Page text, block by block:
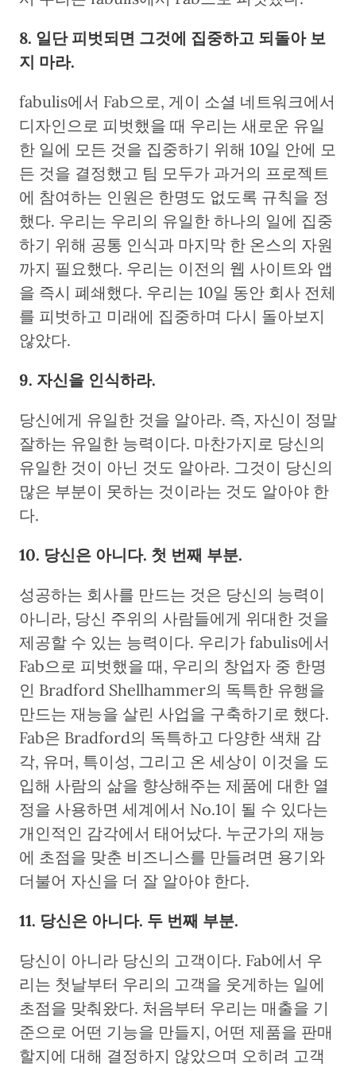
8. 일단 피벗되면 그것에 집중하고 되돌아 보
지 마라.
fabulis에서 Fab으로, 게이 소셜 네트워크에서
디자인으로 피벗했을 때 우리는 새로운 유일
한 일에 모든 것을 집중하기 위해 10일 안에 모
든 것을 결정했고 팀 모두가 과거의 프로젝트
에 참여하는 인원은 한명도 없도록 규칙을 정
했다. 우리는 우리의 유일한 하나의 일에 집중
하기 위해 공통 인식과 마지막 한 온스의 자원
까지 필요했다. 우리는 이전의 웹 사이트와 앱
을 즉시 폐쇄했다. 우리는 10일 동안 회사 전체
를 피벗하고 미래에 집중하며 다시 돌아보지
않았다.
9. 자신을 인식하라.
당신에게 유일한 것을 알아라. 즉, 자신이 정말
잘하는 유일한 능력이다. 마찬가지로 당신의
유일한 것이 아닌 것도 알아라. 그것이 당신의
많은 부분이 못하는 것이라는 것도 알아야 한
다.
10. 당신은 아니다. 첫 번째 부분.
성공하는 회사를 만드는 것은 당신의 능력이
아니라, 당신 주위의 사람들에게 위대한 것을
제공할 수 있는 능력이다. 우리가 fabulis에서
Fab으로 피벗했을 때, 우리의 창업자 중 한명
인 Bradford Shellhammer의 독특한 유행을
만드는 재능을 살린 사업을 구축하기로 했다.
Fab은 Bradford의 독특하고 다양한 색채 감
각, 유머, 특이성, 그리고 온 세상이 이것을 도
입해 사람의 삶을 향상해주는 제품에 대한 열
정을 사용하면 세계에서 No.1이 될 수 있다는
개인적인 감각에서 태어났다. 누군가의 재능
에 초점을 맞춘 비즈니스를 만들려면 용기와
더불어 자신을 더 잘 알아야 한다.
11. 당신은 아니다. 두 번째 부분.
당신이 아니라 당신의 고객이다. Fab에서 우
리는 첫날부터 우리의 고객을 웃게하는 일에
초점을 맞춰왔다. 처음부터 우리는 매출을 기
준으로 어떤 기능을 만들지, 어떤 제품을 판매
할지에 대해 결정하지 않았으며 오히려 고객